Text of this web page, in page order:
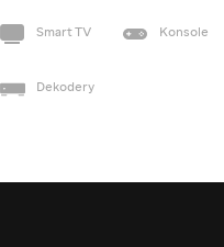
Smart TV Konsole
Dekodery